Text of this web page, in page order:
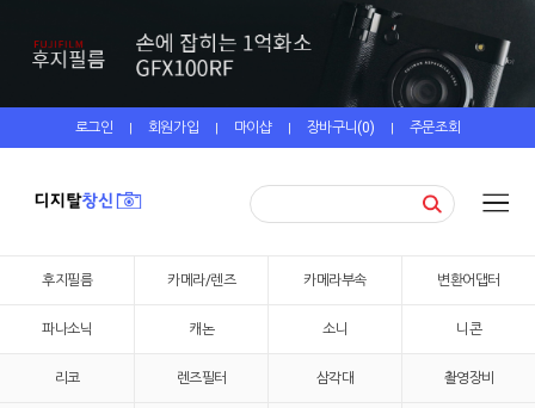
로그인 | 회원가입 | 마이샵 | 장바구니(0) | 주문조회
후지필름 카메라/렌즈 카메라부속 변환어댑터
파나소닉 캐논 소니 니콘
리코 렌즈필터 삼각대 촬영장비